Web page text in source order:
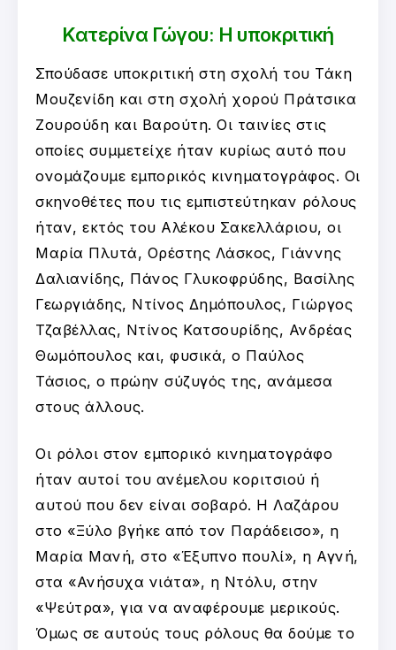
Κατερίνα Γώγου: Η υποκριτική
Σπούδασε υποκριτική στη σχολή του Τάκη
Μουζενίδη και στη σχολή χορού Πράτσικα
Ζουρούδη και Βαρούτη. Οι ταινίες στις
οποίες συμμετείχε ήταν κυρίως αυτό που
ονομάζουμε εμπορικός κινηματογράφος. Οι
σκηνοθέτες που τις εμπιστεύτηκαν ρόλους
ήταν, εκτός του Αλέκου Σακελλάριου, οι
Μαρία Πλυτά, Ορέστης Λάσκος, Γιάννης
Δαλιανίδης, Πάνος Γλυκοφρύδης, Βασίλης
Γεωργιάδης, Ντίνος Δημόπουλος, Γιώργος
Τζαβέλλας, Ντίνος Κατσουρίδης, Ανδρέας
Θωμόπουλος και, φυσικά, ο Παύλος
Τάσιος, ο πρώην σύζυγός της, ανάμεσα
στους άλλους.
Οι ρόλοι στον εμπορικό κινηματογράφο
ήταν αυτοί του ανέμελου κοριτσιού ή
αυτού που δεν είναι σοβαρό. Η Λαζάρου
στο «Ξύλο βγήκε από τον Παράδεισο», η
Μαρία Μανή, στο «Έξυπνο πουλί», η Αγνή,
στα «Ανήσυχα νιάτα», η Ντόλυ, στην
«Ψεύτρα», για να αναφέρουμε μερικούς.
Όμως σε αυτούς τους ρόλους θα δούμε το